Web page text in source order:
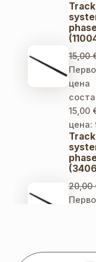
Track
15,00
цена
15,00
цена:
Track
20,00
цена: